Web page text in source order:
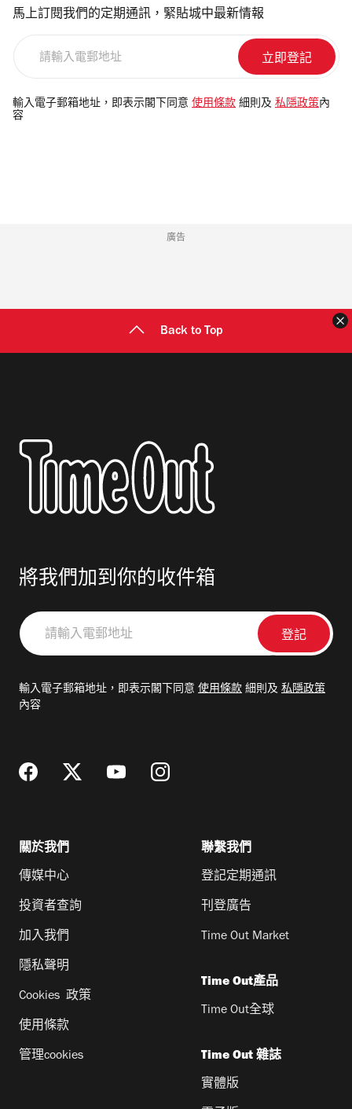
馬上訂閱我們的定期通訊，緊貼城中最新情報
電
郵
輸入電子郵箱地址，即表示閣下同意 使用條款 細則及 私隱政策 內
容
廣告
Back to Top
將我們加到你的收件箱
請
輸
郵
輸入電子郵箱地址，即表示閣下同意 使用條款 細則及 私隱政策
內容
關於我們
傳媒中心
投資者查詢
加入我們
隱私聲明
Cookies 政策
使用條款
管理cookies
聯繫我們
登記定期通訊
刊登廣告
Time Out Market
Time Out產品
Time Out全球
Time Out 雜誌
實體版